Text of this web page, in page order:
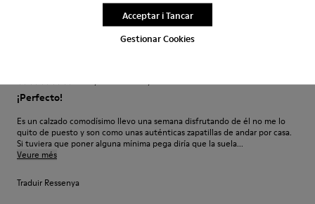
Gestionar Cookies
Acceptar i Tancar
Ordenar per : Valoració més alta a més
·
¡Perfecto!
Es un calzado comodísimo llevo una semana disfrutando de él no me lo
quito de puesto y son como unas auténticas zapatillas de andar por casa.
Si tuviera que poner alguna mínima pega diría que la suela...
Veure més
Traduir Ressenya